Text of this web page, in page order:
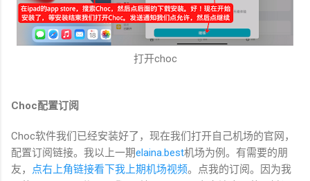
打开choc
Choc配置订阅
Choc软件我们已经安装好了，现在我们打开自己机场的官网，
配置订阅链接。我以上一期elaina.best机场为例。有需要的朋
友，
点右上角链接看下我上期机场视频。点我的订阅。因为我